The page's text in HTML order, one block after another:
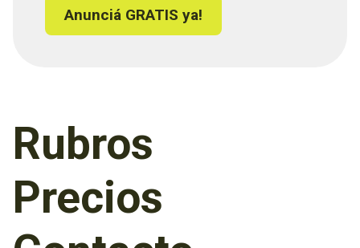
Anunciá GRATIS ya!
Rubros
Precios